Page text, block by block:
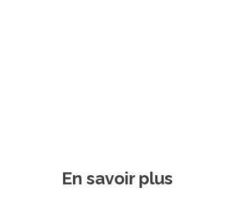
En savoir plus